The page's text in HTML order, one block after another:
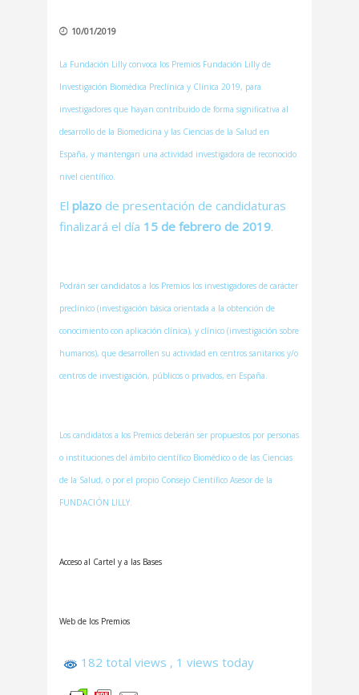
10/01/2019
La Fundación Lilly convoca los Premios Fundación Lilly de
Investigación Biomédica Preclínica y Clínica 2019, para
investigadores que hayan contribuido de forma significativa al
desarrollo de la Biomedicina y las Ciencias de la Salud en
España, y mantengan una actividad investigadora de reconocido
nivel científico.
El plazo de presentación de candidaturas
finalizará el día 15 de febrero de 2019.
Podrán ser candidatos a los Premios los investigadores de carácter
preclínico (investigación básica orientada a la obtención de
conocimiento con aplicación clínica), y clínico (investigación sobre
humanos), que desarrollen su actividad en centros sanitarios y/o
centros de investigación, públicos o privados, en España.
Los candidatos a los Premios deberán ser propuestos por personas
o instituciones del ámbito científico Biomédico o de las Ciencias
de la Salud, o por el propio Consejo Científico Asesor de la
FUNDACIÓN LILLY.
Acceso al Cartel y a las Bases
Web de los Premios
182 total views , 1 views today